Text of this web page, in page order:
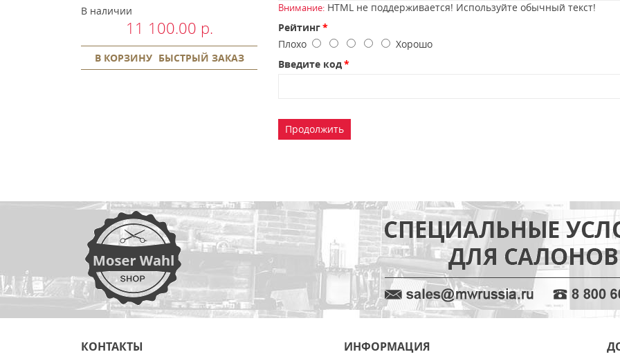
В наличии
11 100.00 р.
В КОРЗИНУ БЫСТРЫЙ ЗАКАЗ
Внимание: HTML не поддерживается! Используйте обычный текст!
Рейтинг
Плохо
Хорошо
Введите код
Продолжить
КОНТАКТЫ ИНФОРМАЦИЯ